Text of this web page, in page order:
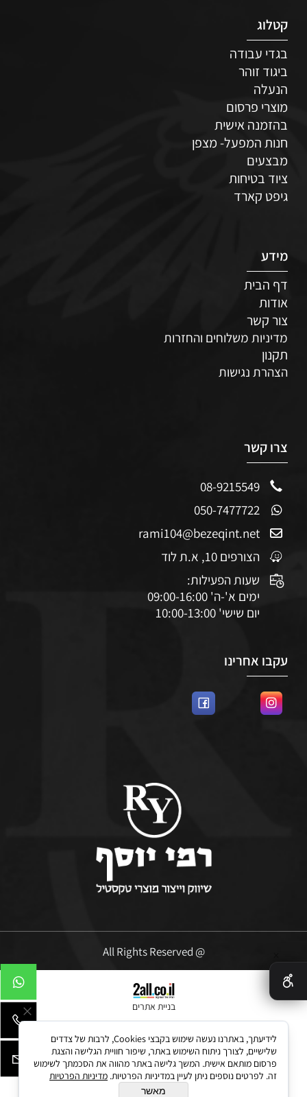
קטלוג
בגדי עבודה
ביגוד זוהר
הנעלה
מוצרי פרסום
בהזמנה אישית
חנות המפעל- מצפן
מבצעים
ציוד בטיחות
גיפט קארד
מידע
דף הבית
אודות
צור קשר
מדיניות משלוחים והחזרות
תקנון
הצהרת נגישות
צרו קשר
08-9215549
050-7477722
rami104@bezeqint.net
הצורפים 10, א.ת לוד
שעות הפעילות:
ימים א'-ה' 09:00-16:00
יום שישי' 10:00-13:00
עקבו אחרינו
@ All Rights Reserved
בניית אתרים
לידיעתך, באתרנו נעשה שימוש בקבצי Cookies, לרבות של צדדים
שלישיים, לצורך ניתוח השימוש באתר, שיפור חוויית הגלישה והצגת
פרסום מותאם אישית. המשך גלישה באתר מהווה את הסכמתך לשימוש
זה. לפרטים נוספים ניתן לעיין במדיניות הפרטיות. מדיניות הפרטיות
מאשר